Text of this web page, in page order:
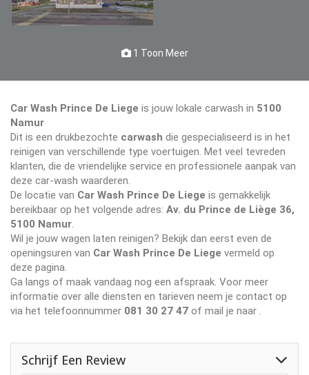
1 Toon Meer
Car Wash Prince De Liege is jouw lokale carwash in 5100
Namur
Dit is een drukbezochte carwash die gespecialiseerd is in het
reinigen van verschillende type voertuigen. Met veel tevreden
klanten, die de vriendelijke service en professionele aanpak van
deze car-wash waarderen.
De locatie van Car Wash Prince De Liege is gemakkelijk
bereikbaar op het volgende adres: Av. du Prince de Liège 36,
5100 Namur
Wil je jouw wagen laten reinigen? Bekijk dan eerst even de
openingsuren van Car Wash Prince De Liege vermeld op
deze pagina.
Ga langs of maak vandaag nog een afspraak. Voor meer
informatie over alle diensten en tarieven neem je contact op
via het telefoonnummer 081 30 27 47 of mail je naar
Schrijf Een Review